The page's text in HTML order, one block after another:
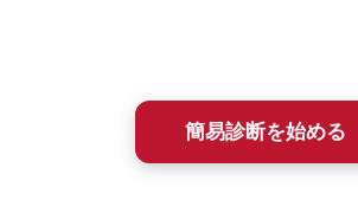
簡易診断を始める